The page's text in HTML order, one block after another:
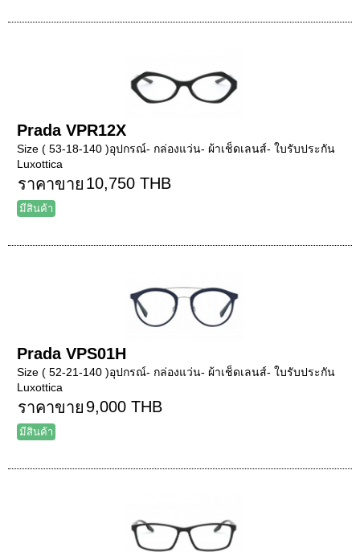
Prada VPR12X
Size ( 53-18-140 )อุปกรณ์- กล่องแว่น- ผ้าเช็ดเลนส์- ใบรับประกัน
Luxottica
ราคาขาย 10,750 THB
มีสินค้า
Prada VPS01H
Size ( 52-21-140 )อุปกรณ์- กล่องแว่น- ผ้าเช็ดเลนส์- ใบรับประกัน
Luxottica
ราคาขาย 9,000 THB
มีสินค้า